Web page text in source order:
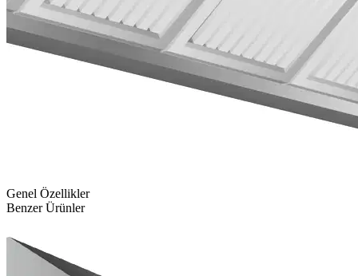
Genel Özellikler
Benzer Ürünler